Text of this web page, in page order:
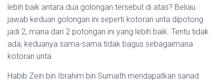
lebih baik antara dua golongan tersebut di atas? Beliau
jawab keduan golongan ini seperti kotoran unta dipotong
jadi 2, mana dari 2 potongan ini yang lebih baik. Tentu tidak
ada, keduanya sama-sama tidak bagus sebagaimana
kotoran unta.
Habib Zein bin Ibrahim bin Sumaith mendapatkan sanad